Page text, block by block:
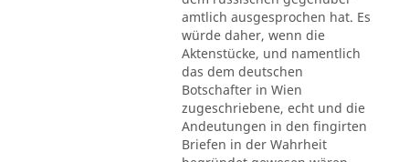
amtlich ausgesprochen hat. Es
würde daher, wenn die
Aktenstücke, und namentlich
das dem deutschen
Botschafter in Wien
zugeschriebene, echt und die
Andeutungen in den fingirten
Briefen in der Wahrheit